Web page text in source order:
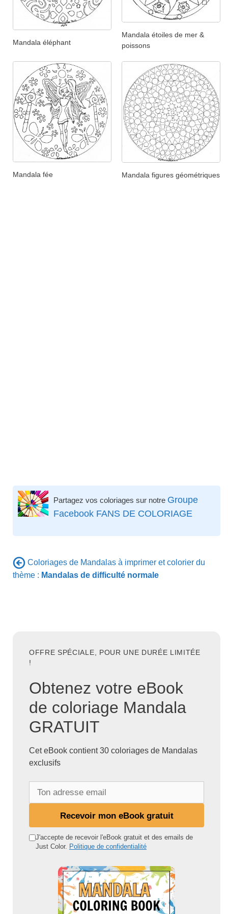
Mandala éléphant
Mandala étoiles de mer &
poissons
Mandala fée Mandala figures géométriques
Partagez vos coloriages sur notre Groupe
Facebook FANS DE COLORIAGE
Coloriages de Mandalas à imprimer et colorier du
thème : Mandalas de difficulté normale
OFFRE SPÉCIALE, POUR UNE DURÉE LIMITÉE
!
Obtenez votre eBook
de coloriage Mandala
GRATUIT
Cet eBook contient 30 coloriages de Mandalas
exclusifs
d
Recevoir mon eBook gratuit
J'accepte de recevoir l'eBook gratuit et des emails de
Just Color. Politique de confidentialité